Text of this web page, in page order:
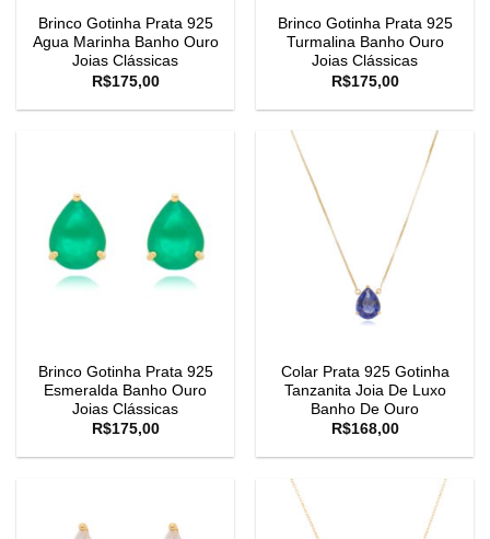
Brinco Gotinha Prata 925
Agua Marinha Banho Ouro
Joias Clássicas
R$175,00
Brinco Gotinha Prata 925
Turmalina Banho Ouro
Joias Clássicas
R$175,00
Brinco Gotinha Prata 925
Esmeralda Banho Ouro
Joias Clássicas
R$175,00
Colar Prata 925 Gotinha
Tanzanita Joia De Luxo
Banho De Ouro
R$168,00